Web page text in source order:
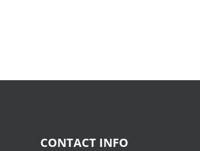
CONTACT INFO